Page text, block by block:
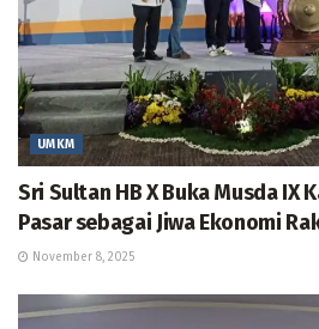
UMKM
Sri Sultan HB X Buka Musda IX
Pasar sebagai Jiwa Ekonomi
November 8, 2025